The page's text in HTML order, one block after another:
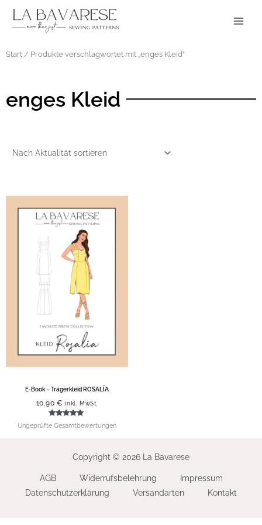
Inhalt
Start / Produkte verschlagwortet mit „enges Kleid“
enges Kleid
E-Book – Trägerkleid ROSALÍA
10,90€ inkl. MwSt.
Bewertet mit
5.00
Ungeprüfte Gesamtbewertungen
Copyright © 2026 La Bavarese
AGB Widerrufsbelehrung
Impressum
Datenschutzerklärung
Versandarten Kontakt